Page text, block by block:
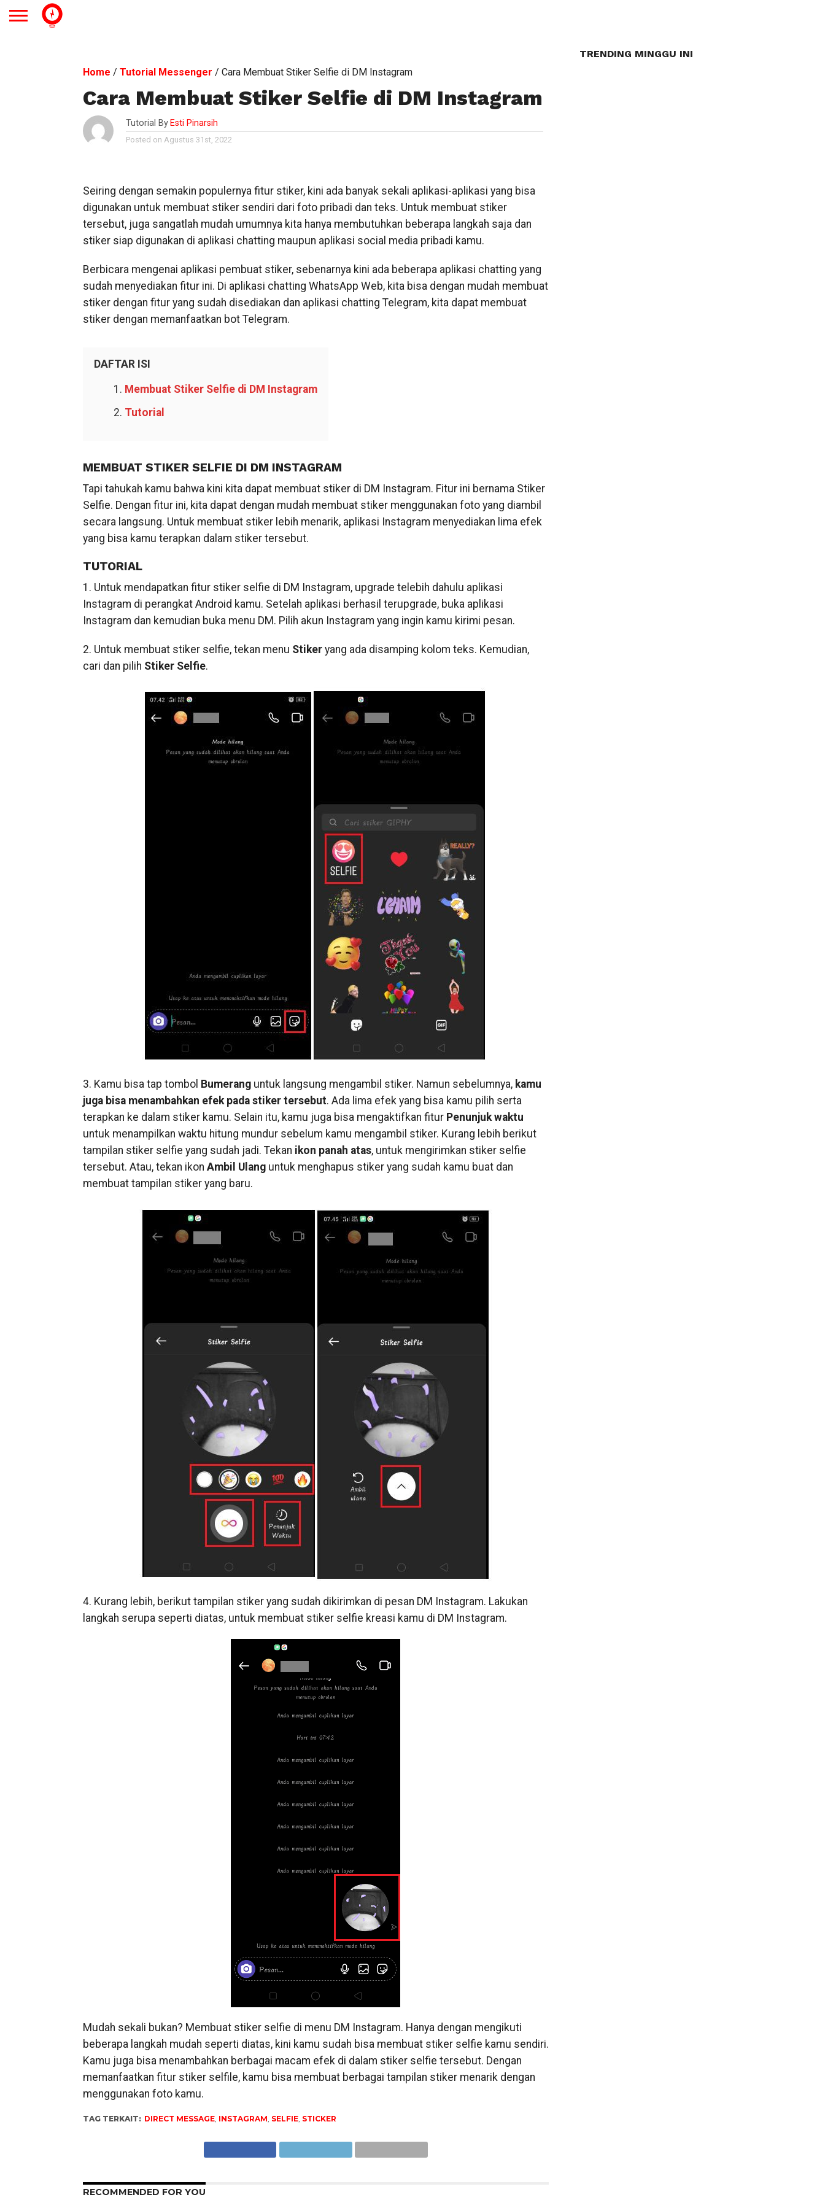
Home / Tutorial Messenger / Cara Membuat Stiker Selfie di DM Instagram
Cara Membuat Stiker Selfie di DM Instagram
Tutorial By Esti Pinarsih
Posted on Agustus 31st, 2022
Seiring dengan semakin populernya fitur stiker, kini ada banyak sekali aplikasi-aplikasi yang bisa
digunakan untuk membuat stiker sendiri dari foto pribadi dan teks. Untuk membuat stiker
tersebut, juga sangatlah mudah umumnya kita hanya membutuhkan beberapa langkah saja dan
stiker siap digunakan di aplikasi chatting maupun aplikasi social media pribadi kamu.
Berbicara mengenai aplikasi pembuat stiker, sebenarnya kini ada beberapa aplikasi chatting yang
sudah menyediakan fitur ini. Di aplikasi chatting WhatsApp Web, kita bisa dengan mudah membuat
stiker dengan fitur yang sudah disediakan dan aplikasi chatting Telegram, kita dapat membuat
stiker dengan memanfaatkan bot Telegram.
DAFTAR ISI
Membuat Stiker Selfie di DM Instagram
Tutorial
MEMBUAT STIKER SELFIE DI DM INSTAGRAM
Tapi tahukah kamu bahwa kini kita dapat membuat stiker di DM Instagram. Fitur ini bernama Stiker
Selfie. Dengan fitur ini, kita dapat dengan mudah membuat stiker menggunakan foto yang diambil
secara langsung. Untuk membuat stiker lebih menarik, aplikasi Instagram menyediakan lima efek
yang bisa kamu terapkan dalam stiker tersebut.
TUTORIAL
1. Untuk mendapatkan fitur stiker selfie di DM Instagram, upgrade telebih dahulu aplikasi
Instagram di perangkat Android kamu. Setelah aplikasi berhasil terupgrade, buka aplikasi
Instagram dan kemudian buka menu DM. Pilih akun Instagram yang ingin kamu kirimi pesan.
2. Untuk membuat stiker selfie, tekan menu Stikeryang ada disamping kolom teks. Kemudian,
cari dan pilih Stiker Selfie.
3. Kamu bisa tap tombol Bumeranguntuk langsung mengambil stiker. Namun sebelumnya, kamu
juga bisa menambahkan efek pada stiker tersebut. Ada lima efek yang bisa kamu pilih serta
terapkan ke dalam stiker kamu. Selain itu, kamu juga bisa mengaktifkan fitur Penunjuk waktu
untuk menampilkan waktu hitung mundur sebelum kamu mengambil stiker. Kurang lebih berikut
tampilan stiker selfie yang sudah jadi. Tekan ikon panah atas, untuk mengirimkan stiker selfie
tersebut. Atau, tekan ikon Ambil Ulanguntuk menghapus stiker yang sudah kamu buat dan
membuat tampilan stiker yang baru.
4. Kurang lebih, berikut tampilan stiker yang sudah dikirimkan di pesan DM Instagram. Lakukan
langkah serupa seperti diatas, untuk membuat stiker selfie kreasi kamu di DM Instagram.
Mudah sekali bukan? Membuat stiker selfie di menu DM Instagram. Hanya dengan mengikuti
beberapa langkah mudah seperti diatas, kini kamu sudah bisa membuat stiker selfie kamu sendiri.
Kamu juga bisa menambahkan berbagai macam efek di dalam stiker selfie tersebut. Dengan
memanfaatkan fitur stiker selfile, kamu bisa membuat berbagai tampilan stiker menarik dengan
menggunakan foto kamu.
TAG TERKAIT: DIRECT MESSAGE, INSTAGRAM, SELFIE, STICKER
RECOMMENDED FOR YOU
TRENDING MINGGU INI